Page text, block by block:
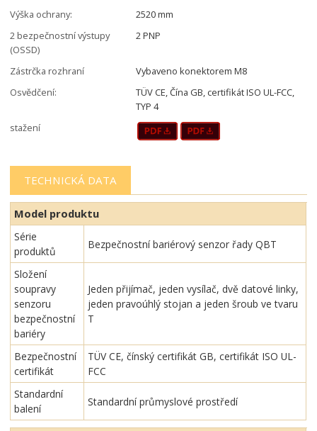
Výška ochrany:
2520 mm
2 bezpečnostní výstupy
(OSSD)
2 PNP
Zástrčka rozhraní
Vybaveno konektorem M8
Osvědčení:
TÜV CE, Čína GB, certifikát ISO UL-FCC,
TYP 4
stažení
TECHNICKÁ DATA
Model produktu
Série
produktů
Bezpečnostní bariérový senzor řady QBT
Složení
soupravy
senzoru
bezpečnostní
bariéry
Jeden přijímač, jeden vysílač, dvě datové linky,
jeden pravoúhlý stojan a jeden šroub ve tvaru
T
Bezpečnostní
certifikát
TÜV CE, čínský certifikát GB, certifikát ISO UL-
FCC
Standardní
balení
Standardní průmyslové prostředí